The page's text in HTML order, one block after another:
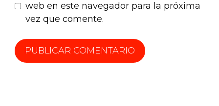
web en este navegador para la próxima
vez que comente.